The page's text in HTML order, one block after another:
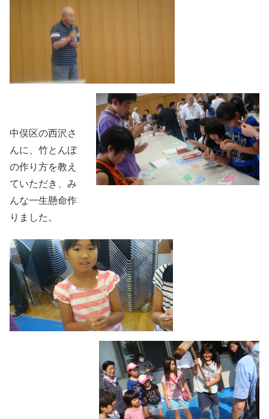
中俣区の西沢さ
んに、竹とんぼ
の作り方を教え
ていただき、み
んな一生懸命作
りました。